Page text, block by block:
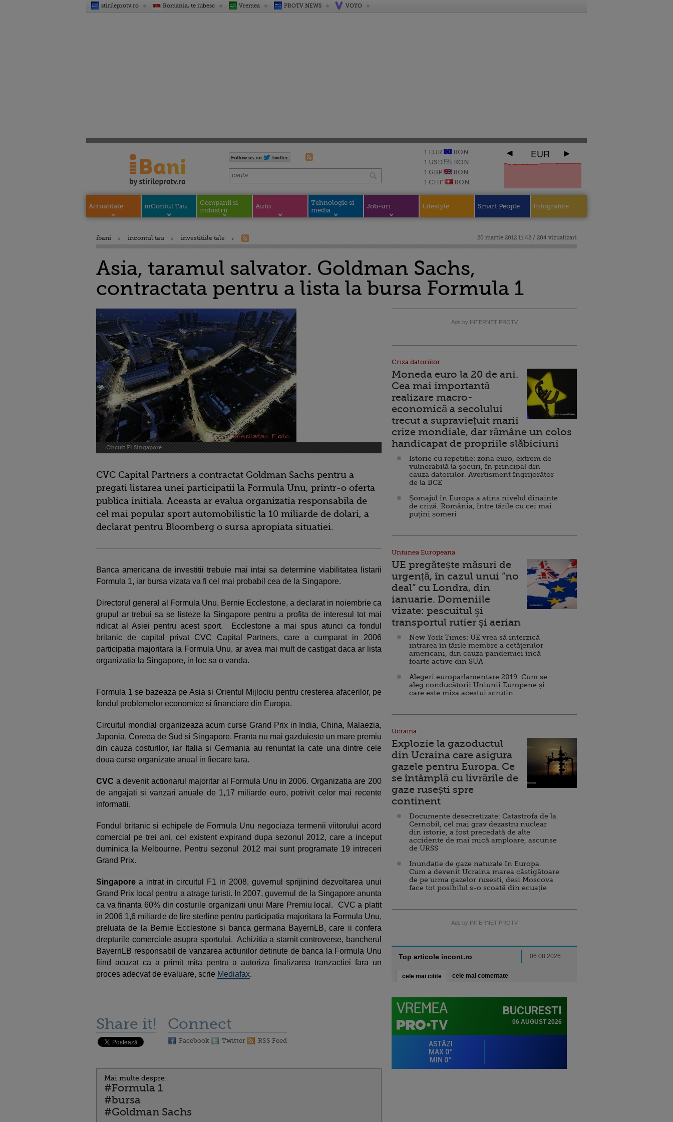
stirileprotv.ro Romania, te iubesc Vremea PROTV NEWS VOYO
1 EUR
RON
1 USD
RON
1 GBP
RON
1 CHF
RON
EUR
Actualitate inContul Tau
Companii si
industrii
Auto
Tehnologie si
media
Job-uri Lifestyle Smart People Infografice
ibani incontul tau investitiile tale 20 martie 2012 11:42 / 204 vizualizari
Asia, taramul salvator. Goldman Sachs,
contractata pentru a lista la bursa Formula 1
Circuit F1 Singapore
CVC Capital Partners a contractat Goldman Sachs pentru a
pregati listarea unei participatii la Formula Unu, printr-o oferta
publica initiala. Aceasta ar evalua organizatia responsabila de
cel mai popular sport automobilistic la 10 miliarde de dolari, a
declarat pentru Bloomberg o sursa apropiata situatiei.
Banca americana de investitii trebuie mai intai sa determine viabilitatea listarii
Formula 1, iar bursa vizata va fi cel mai probabil cea de la Singapore.
Directorul general al Formula Unu, Bernie Ecclestone, a declarat in noiembrie ca
grupul ar trebui sa se listeze la Singapore pentru a profita de interesul tot mai
ridicat al Asiei pentru acest sport. Ecclestone a mai spus atunci ca fondul
britanic de capital privat CVC Capital Partners, care a cumparat in 2006
participatia majoritara la Formula Unu, ar avea mai mult de castigat daca ar lista
organizatia la Singapore, in loc sa o vanda.
Formula 1 se bazeaza pe Asia si Orientul Mijlociu pentru cresterea afacerilor, pe
fondul problemelor economice si financiare din Europa.
Circuitul mondial organizeaza acum curse Grand Prix in India, China, Malaezia,
Japonia, Coreea de Sud si Singapore. Franta nu mai gazduieste un mare premiu
din cauza costurilor, iar Italia si Germania au renuntat la cate una dintre cele
doua curse organizate anual in fiecare tara.
CVC a devenit actionarul majoritar al Formula Unu in 2006. Organizatia are 200
de angajati si vanzari anuale de 1,17 miliarde euro, potrivit celor mai recente
informatii.
Fondul britanic si echipele de Formula Unu negociaza termenii viitorului acord
comercial pe trei ani, cel existent expirand dupa sezonul 2012, care a inceput
duminica la Melbourne. Pentru sezonul 2012 mai sunt programate 19 intreceri
Grand Prix.
Singapore a intrat in circuitul F1 in 2008, guvernul sprijinind dezvoltarea unui
Grand Prix local pentru a atrage turisti. In 2007, guvernul de la Singapore anunta
ca va finanta 60% din costurile organizarii unui Mare Premiu local. CVC a platit
in 2006 1,6 miliarde de lire sterline pentru participatia majoritara la Formula Unu,
preluata de la Bernie Ecclestone si banca germana BayernLB, care ii confera
drepturile comerciale asupra sportului. Achizitia a starnit controverse, bancherul
BayernLB responsabil de vanzarea actiunilor detinute de banca la Formula Unu
fiind acuzat ca a primit mita pentru a autoriza finalizarea tranzactiei fara un
proces adecvat de evaluare, scrie Mediafax.
Share it! Connect
Facebook Twitter RSS Feed
Mai multe despre:
#Formula 1
#bursa
#Goldman Sachs
Ads by INTERNET PROTV
Criza datoriilor
Moneda euro la 20 de ani.
Cea mai importantă
realizare macro-
economică a secolului
trecut a supraviețuit marii
crize mondiale, dar rămâne un colos
handicapat de propriile slăbiciuni
Istorie cu repetiție: zona euro, extrem de
vulnerabilă la șocuri, în principal din
cauza datoriilor. Avertisment îngrijorător
de la BCE
Șomajul în Europa a atins nivelul dinainte
de criză. România, între țările cu cei mai
puțini șomeri
Uniunea Europeana
UE pregătește măsuri de
urgență, în cazul unui ”no
deal” cu Londra, din
ianuarie. Domeniile
vizate: pescuitul şi
transportul rutier şi aerian
New York Times: UE vrea să interzică
intrarea în țările membre a cetăţenilor
americani, din cauza pandemiei încă
foarte active din SUA
Alegeri europarlamentare 2019: Cum se
aleg conducătorii Uniunii Europene și
care este miza acestui scrutin
Ucraina
Explozie la gazoductul
din Ucraina care asigura
gazele pentru Europa. Ce
se întâmplă cu livrările de
gaze rusești spre
continent
Documente desecretizate: Catastrofa de la
Cernobîl, cel mai grav dezastru nuclear
din istorie, a fost precedată de alte
accidente de mai mică amploare, ascunse
de URSS
Inundație de gaze naturale în Europa.
Cum a devenit Ucraina marea câștigătoare
de pe urma gazelor rusești, deși Moscova
face tot posibilul s-o scoată din ecuație
Ads by INTERNET PROTV
Top articole incont.ro 06.08.2026
cele mai citite cele mai comentate